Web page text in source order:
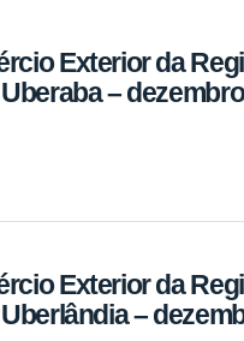
Exterior da
–
Exterior da
–